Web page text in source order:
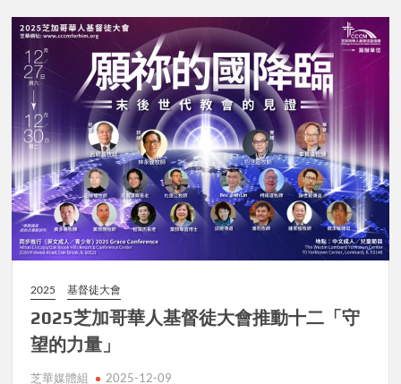
2025 基督徒大會
2025芝加哥華人基督徒大會推動十二「守
望的力量」
芝華媒體組 2025-12-09